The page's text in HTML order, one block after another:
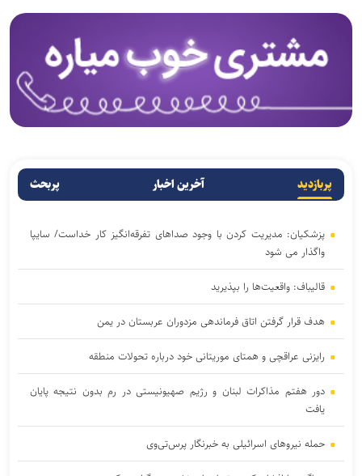
پربازدید آخرین اخبار پربحث
پزشکیان: مدیریت کردن با وجود صداهای تفرقه‌انگیز کار خداست/ سایپا
واگذار می شود
قالیباف: واقعیت‌ها را بپذیرید
هدف قرار گرفتن اتاق‌ فرماندهی مزدوران عربستان در یمن
رایزنی عراقچی و همتای موریتانی خود درباره تحولات منطقه
دور هفتم مذاکرات لبنان و رژیم صهیونیستی در رم بدون نتیجه پایان
یافت
حمله نیروهای اسرائیلی به خبرنگار پرس‌تی‌وی